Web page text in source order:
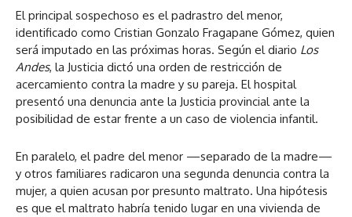
El principal sospechoso es el padrastro del menor,
identificado como Cristian Gonzalo Fragapane Gómez, quien
será imputado en las próximas horas. Según el diario Los
Andes, la Justicia dictó una orden de restricción de
acercamiento contra la madre y su pareja. El hospital
presentó una denuncia ante la Justicia provincial ante la
posibilidad de estar frente a un caso de violencia infantil.
En paralelo, el padre del menor —separado de la madre—
y otros familiares radicaron una segunda denuncia contra la
mujer, a quien acusan por presunto maltrato. Una hipótesis
es que el maltrato habría tenido lugar en una vivienda de